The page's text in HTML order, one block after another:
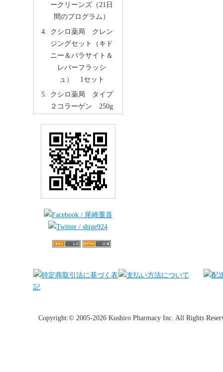
ークリーンズ（21日
間のプログラム）
クシロ薬局 クレン
ジングセット（キド
ニー＆パラサイト＆
レバーフラッシ
ュ） 1セット
クシロ薬局 タイプ
２コラーゲン 250g
Copyright:© 2005-2026 Kushiro Pharmacy Inc. All Rights